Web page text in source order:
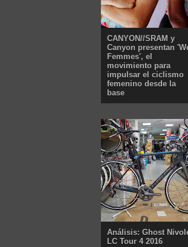
CANYON//SRAM y
Canyon presentan
Femmes', el
movimiento para
impulsar el ciclismo
femenino desde la
base
Análisis: Ghost
LC Tour 4 2016